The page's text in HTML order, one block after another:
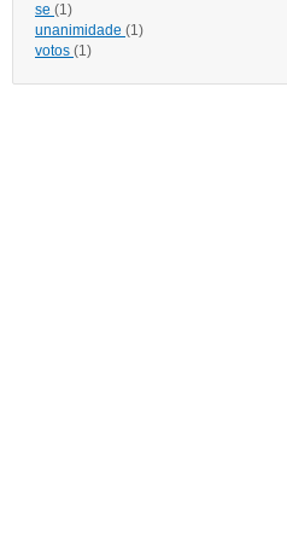
se (1)
unanimidade (1)
votos (1)